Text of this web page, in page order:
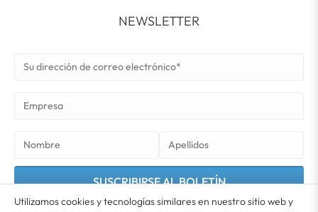
NEWSLETTER
SUSCRIBIRSE AL BOLETÍN
Utilizamos cookies y tecnologías similares en nuestro sitio web y